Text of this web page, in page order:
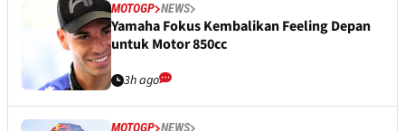
MOTOGP NEWS
Yamaha Fokus Kembalikan Feeling Depan
untuk Motor 850cc
3h ago
MOTOGP NEWS